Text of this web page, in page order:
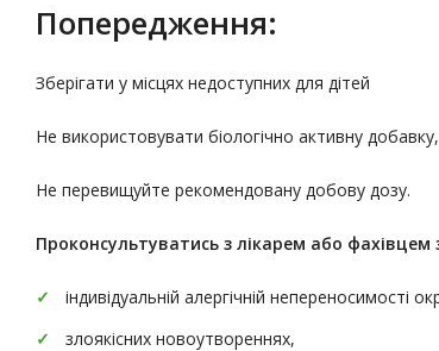
Попередження:
Зберігати у місцях недоступних для дітей
Не використовувати біологічно активну
Не перевищуйте рекомендовану добову дозу.
Проконсультуватись з лікарем або фахівцем
індивідуальній алергічній непереносимості
злоякісних новоутвореннях,